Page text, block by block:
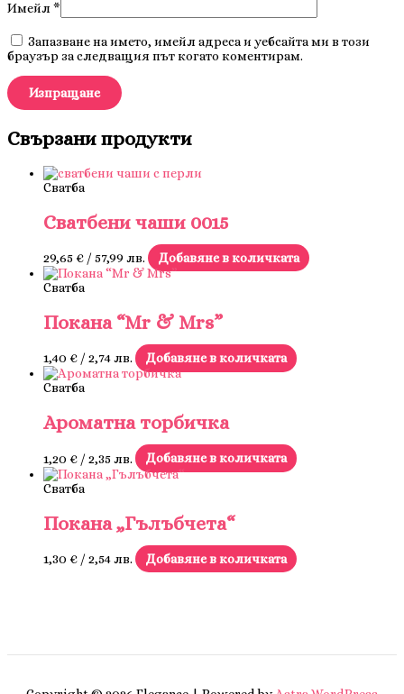
Имейл*
Запазване на името, имейл адреса и уебсайта ми в този
браузър за следващия път когато коментирам.
Свързани продукти
Сватба
Сватбени чаши 0015
29,65 € / 57,99 лв. Добавяне в количката
Сватба
Покана “Mr & Mrs”
1,40 € / 2,74 лв. Добавяне в количката
Сватба
Ароматна торбичка
1,20 € / 2,35 лв. Добавяне в количката
Сватба
Покана „Гълъбчета“
1,30 € / 2,54 лв. Добавяне в количката